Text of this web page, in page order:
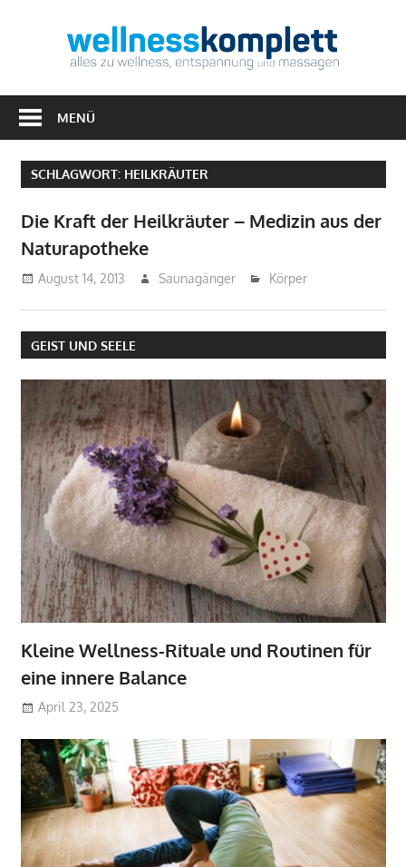
zu
Entspannung
MENÜ
SCHLAGWORT: HEILKRÄUTER
Die Kraft der Heilkräuter – Medizin aus der
Naturapotheke
August 14, 2013 Saunagänger Körper
GEIST UND SEELE
Kleine Wellness-Rituale und Routinen für
eine innere Balance
April 23, 2025